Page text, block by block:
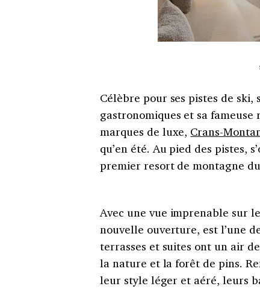
Célèbre pour ses pistes de
gastronomiques et sa
marques de luxe, Crans-
qu’en été. Au pied des pistes,
premier resort de montagne
Avec une vue imprenable sur
nouvelle ouverture, est l’une
terrasses et suites ont un air
la nature et la forêt de pins.
leur style léger et aéré, leurs